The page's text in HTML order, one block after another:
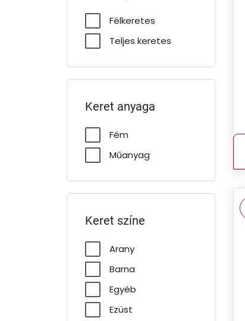
Félkeretes
Teljes keretes
Keret anyaga
Fém
Műanyag
Keret színe
Arany
Barna
Egyéb
Ezüst